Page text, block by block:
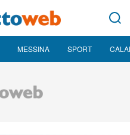
MESSINA SPORT